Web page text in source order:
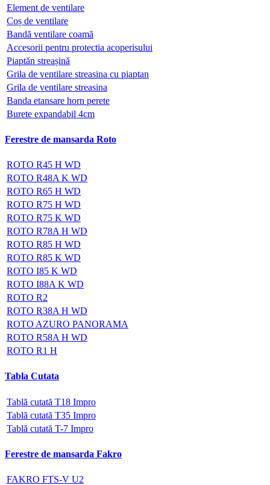
Element de ventilare
Coș de ventilare
Bandă ventilare coamă
Accesorii pentru protectia acoperisului
Piaptăn streașină
Grila de ventilare streasina cu piaptan
Grila de ventilare streasina
Banda etansare horn perete
Burete expandabil 4cm
Ferestre de mansarda Roto
ROTO R45 H WD
ROTO R48A K WD
ROTO R65 H WD
ROTO R75 H WD
ROTO R75 K WD
ROTO R78A H WD
ROTO R85 H WD
ROTO R85 K WD
ROTO I85 K WD
ROTO I88A K WD
ROTO R2
ROTO R38A H WD
ROTO AZURO PANORAMA
ROTO R58A H WD
ROTO R1 H
Tabla Cutata
Tablă cutată T18 Impro
Tablă cutată T35 Impro
Tablă cutată T-7 Impro
Ferestre de mansarda Fakro
FAKRO FTS-V U2